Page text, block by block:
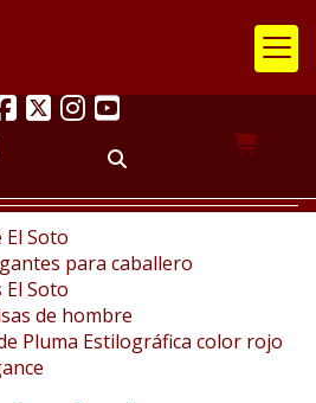
Soto
para caballero
Soto
de hombre
Pluma Estilográfica color rojo